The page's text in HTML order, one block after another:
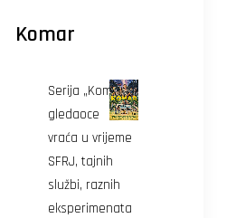
Komar
Serija „Komar“
gledaoce
vraća u vrijeme
SFRJ, tajnih
službi, raznih
eksperimenata